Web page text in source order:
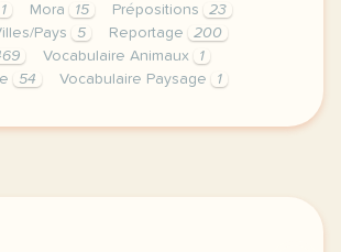
1 Mora 15 Prépositions
23
Pays
5 Reportage
200
Vocabulaire Animaux
1
54 Vocabulaire Paysage 1
semaine de cours avec la